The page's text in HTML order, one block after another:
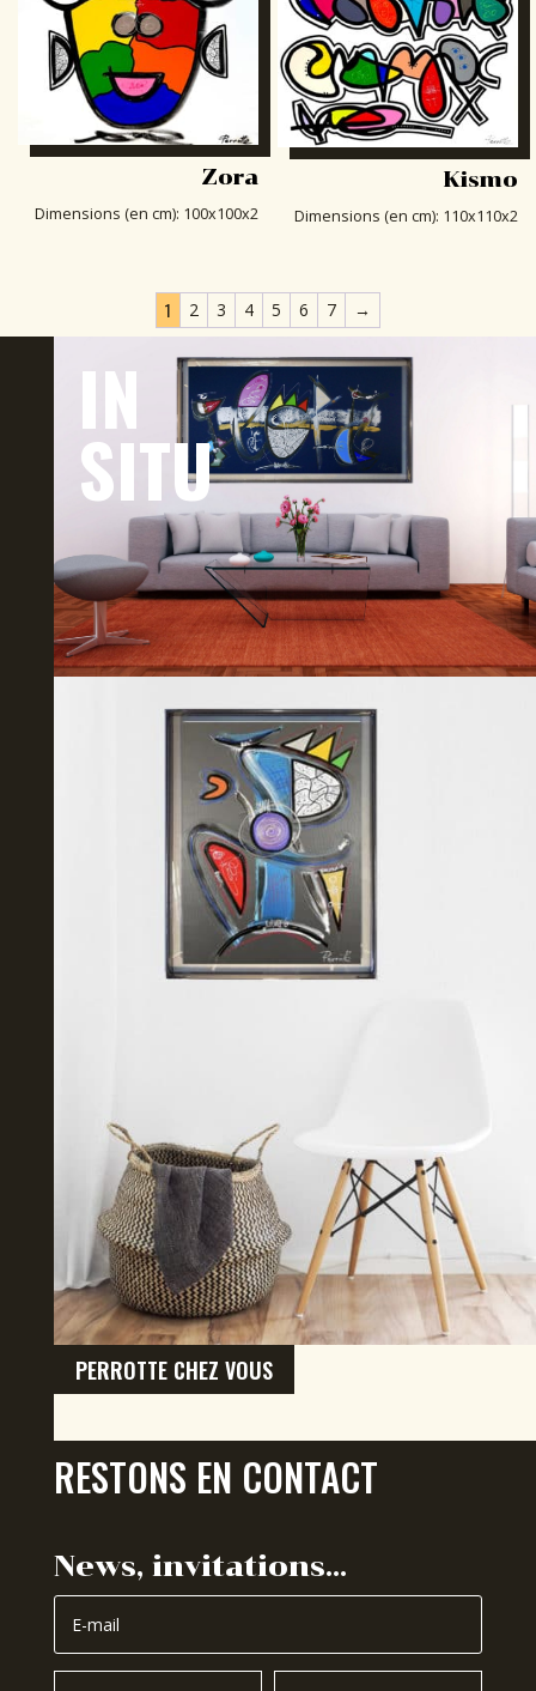
Zora
Dimensions (en cm): 100x100x2
Kismo
Dimensions (en cm): 110x110x2
1 2 3 4 5 6 7 →
IN
SITU
PERROTTE CHEZ VOUS
RESTONS EN CONTACT
News, invitations…